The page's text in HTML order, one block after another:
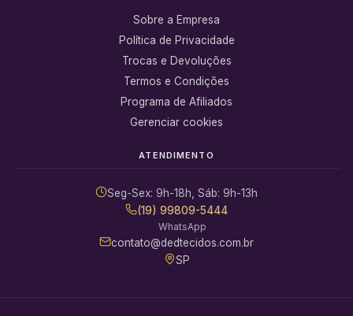
Sobre a Empresa
Política de Privacidade
Trocas e Devoluções
Termos e Condições
Programa de Afiliados
Gerenciar cookies
ATENDIMENTO
Seg-Sex: 9h-18h, Sáb: 9h-13h
(19) 99809-5444
WhatsApp
contato@dedtecidos.com.br
SP